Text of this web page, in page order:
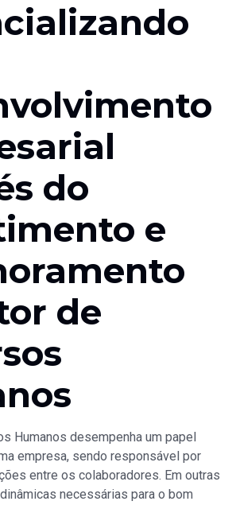
do
e
de
Humanos desempenha um papel
empresa, sendo responsável por
entre os colaboradores. Em outras
necessárias para o bom